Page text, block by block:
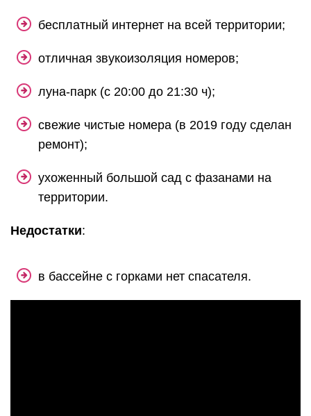
бесплатный интернет на всей территории;
отличная звукоизоляция номеров;
луна-парк (с 20:00 до 21:30 ч);
свежие чистые номера (в 2019 году сделан
ремонт);
ухоженный большой сад с фазанами на
территории.
Недостатки:
в бассейне с горками нет спасателя.